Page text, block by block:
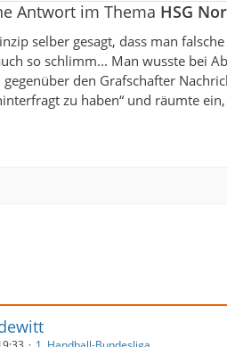
Antwort im Thema HSG
selber gesagt, dass man
so schlimm... Man wusste bei
gegenüber den Grafschafter
zu haben“ und räumte